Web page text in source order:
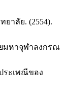
าลัย. (2554).
มหาจุฬาลงกรณ
ระเพณีของ